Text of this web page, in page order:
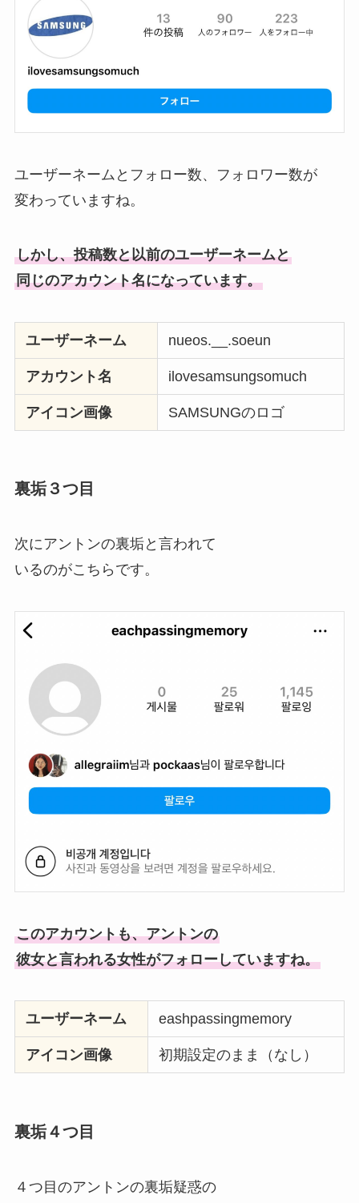
ユーザーネームとフォロー数、フォロワー数が
変わっていますね。
しかし、投稿数と以前のユーザーネームと
同じのアカウント名になっています。
ユーザーネーム nueos.__.soeun
アカウント名 ilovesamsungsomuch
アイコン画像 SAMSUNGのロゴ
裏垢３つ目
次にアントンの裏垢と言われて
いるのがこちらです。
このアカウントも、アントンの
彼女と言われる女性がフォローしていますね。
ユーザーネーム eashpassingmemory
アイコン画像 初期設定のまま（なし）
裏垢４つ目
４つ目のアントンの裏垢疑惑の